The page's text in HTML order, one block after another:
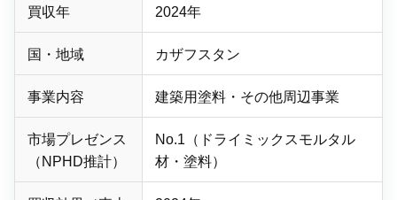
買収年 2024年
国・地域 カザフスタン
事業内容 建築用塗料・ その他周辺事業
市場プレゼンス
（NPHD推計）
No.1（ドライミックスモルタル
材・塗料）